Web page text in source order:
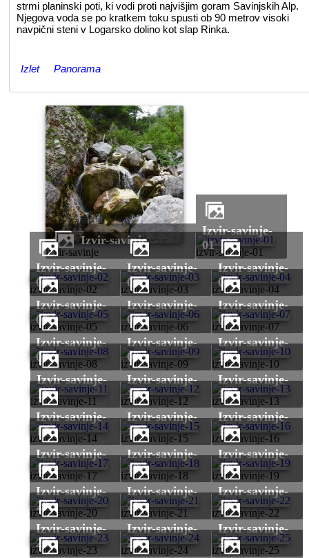
strmi planinski poti, ki vodi proti najvišjim goram Savinjskih Alp.
Njegova voda se po kratkem toku spusti ob 90 metrov visoki
navpični steni v Logarsko dolino kot slap Rinka.
Izlet Panorama
izvir-savinje
izvir-savinje
izvir-savinje-01
izvir-savinje-
01
izvir-savinje-02
izvir-savinje-
02
izvir-savinje-03
izvir-savinje-
03
izvir-savinje-04
izvir-savinje-
04
izvir-savinje-05
izvir-savinje-
05
izvir-savinje-06
izvir-savinje-
06
izvir-savinje-07
izvir-savinje-
07
izvir-savinje-08
izvir-savinje-
08
izvir-savinje-09
izvir-savinje-
09
izvir-savinje-10
izvir-savinje-
10
izvir-savinje-11
izvir-savinje-
11
izvir-savinje-12
izvir-savinje-
12
izvir-savinje-13
izvir-savinje-
13
izvir-savinje-14
izvir-savinje-
14
izvir-savinje-15
izvir-savinje-
15
izvir-savinje-16
izvir-savinje-
16
izvir-savinje-17
izvir-savinje-
17
izvir-savinje-18
izvir-savinje-
18
izvir-savinje-19
izvir-savinje-
19
izvir-savinje-20
izvir-savinje-
20
izvir-savinje-21
izvir-savinje-
21
izvir-savinje-22
izvir-savinje-
22
izvir-savinje-23
izvir-savinje-
23
izvir-savinje-24
izvir-savinje-
24
izvir-savinje-25
izvir-savinje-
25